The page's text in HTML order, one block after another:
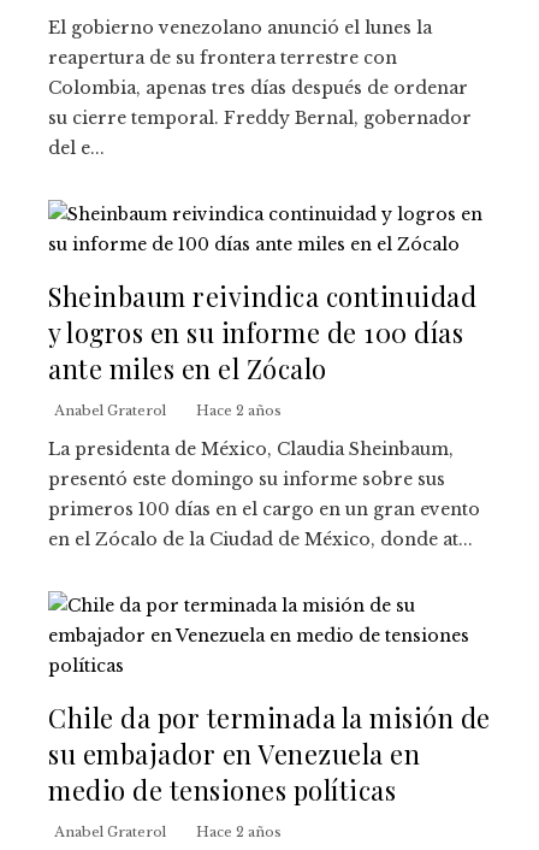
El gobierno venezolano anunció el lunes la
reapertura de su frontera terrestre con
Colombia, apenas tres días después de ordenar
su cierre temporal. Freddy Bernal, gobernador
del e...
Sheinbaum reivindica continuidad
y logros en su informe de 100 días
ante miles en el Zócalo
Anabel Graterol Hace 2 años
La presidenta de México, Claudia Sheinbaum,
presentó este domingo su informe sobre sus
primeros 100 días en el cargo en un gran evento
en el Zócalo de la Ciudad de México, donde at...
Chile da por terminada la misión de
su embajador en Venezuela en
medio de tensiones políticas
Anabel Graterol Hace 2 años